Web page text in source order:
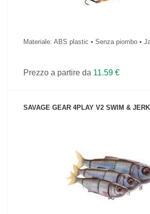
Materiale: ABS plastic • Senza piombo •
Prezzo a partire da 11.59 €
SAVAGE GEAR 4PLAY V2 SWIM & JERK
VEDI IL PRODOTTO